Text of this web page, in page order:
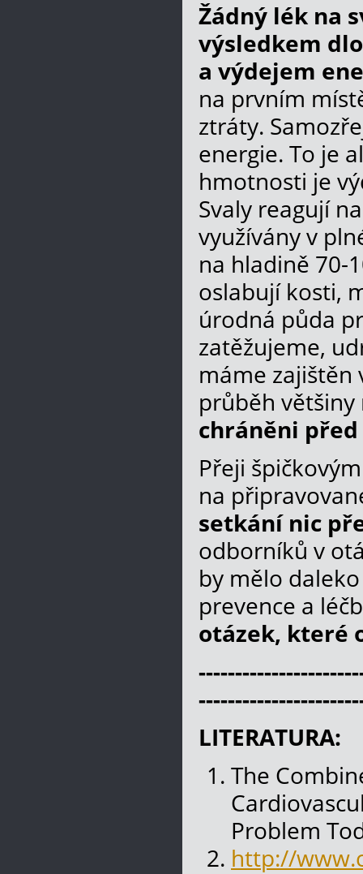
Žádný lék na
výsledkem
a výdejem
na prvním
ztráty.
energie. To je
hmotnosti je
Svaly reagují
využívány v
na hladině 70-
oslabují kosti,
úrodná půda
zatěžujeme,
máme zajištěn
průběh
chráněni
Přeji
na
setkání nic
odborníků v
by mělo
prevence a
otázek, které
LITERATURA:
The
Problem
http://